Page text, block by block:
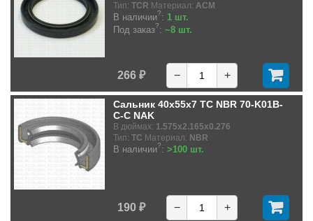
Тип: TCR Материал: ACM
В наличии?: 1 шт.
Под заказ?: ~8 шт.
266 ₽ − +
Сальник 40x55x7 TC NBR 70-K01B-
C-C NAK
В дюймах: 1.575x2.165x0.276
Тип: TC Материал: NBR
В наличии?: >100 шт.
190 ₽ − +